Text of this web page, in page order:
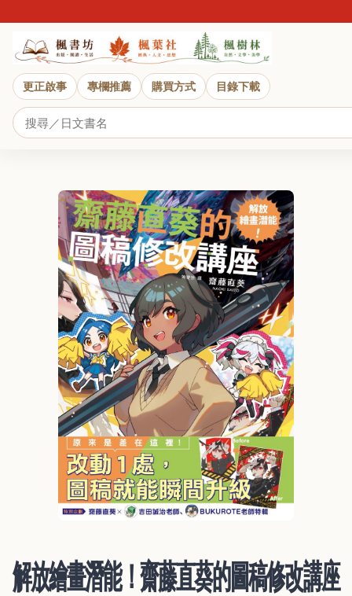
更正啟事 專欄推薦 購買方式 目錄下載
解放繪畫潛能！齋藤直葵的圖稿修改講座